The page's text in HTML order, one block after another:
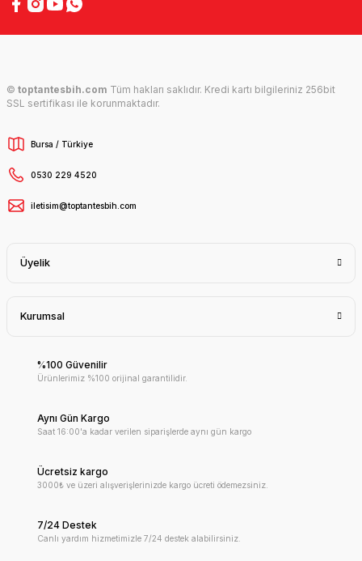
© toptantesbih.com Tüm hakları saklıdır. Kredi kartı bilgileriniz 256bit
SSL sertifikası ile korunmaktadır.
Bursa / Türkiye
0530 229 4520
iletisim@toptantesbih.com
Üyelik
Kurumsal
%100 Güvenilir
Ürünlerimiz %100 orijinal garantilidir.
Aynı Gün Kargo
Saat 16:00'a kadar verilen siparişlerde aynı gün kargo
Ücretsiz kargo
3000₺ ve üzeri alışverişlerinizde kargo ücreti ödemezsiniz.
7/24 Destek
Canlı yardım hizmetimizle 7/24 destek alabilirsiniz.